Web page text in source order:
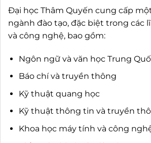
Đại học Thâm Quyến cung cấp
ngành đào tạo, đặc biệt trong các
và công nghệ, bao gồm:
Ngôn ngữ và văn học Trung
Báo chí và truyền thông
Kỹ thuật quang học
Kỹ thuật thông tin và truyền
Khoa học máy tính và công